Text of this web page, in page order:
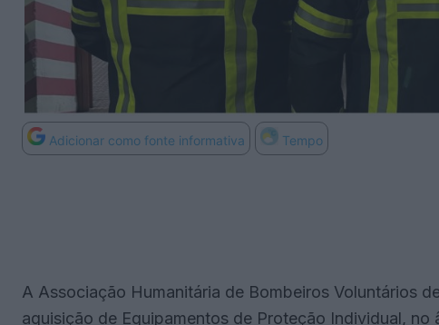
Adicionar como fonte informativa Tempo
A Associação Humanitária de Bombeiros Voluntários
aquisição de Equipamentos de Proteção Individual,